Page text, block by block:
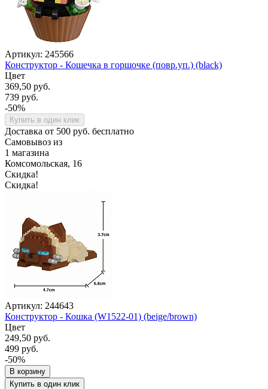
Артикул: 245566
Конструктор - Кошечка в горшочке (повр.уп.) (black)
Цвет
369,50 руб.
739 руб.
-50%
Купить в один клик
Доставка от 500 руб. бесплатно
Самовывоз из
1 магазина
Комсомольская, 16
Скидка!
Скидка!
Артикул: 244643
Конструктор - Кошка (W1522-01) (beige/brown)
Цвет
249,50 руб.
499 руб.
-50%
В корзину
Купить в один клик